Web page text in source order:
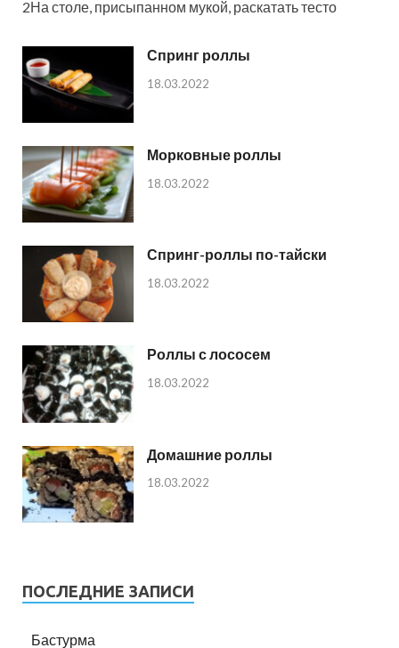
2На столе, присыпанном мукой, раскатать тесто
Спринг роллы
18.03.2022
Морковные роллы
18.03.2022
Спринг-роллы по-тайски
18.03.2022
Роллы с лососем
18.03.2022
Домашние роллы
18.03.2022
ПОСЛЕДНИЕ ЗАПИСИ
Бастурма